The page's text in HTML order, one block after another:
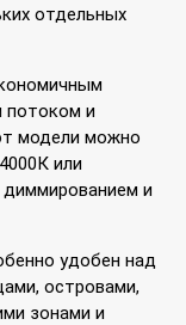
отдельных
потоком и
модели можно
или
диммированием и
удобен над
островами,
зонами и